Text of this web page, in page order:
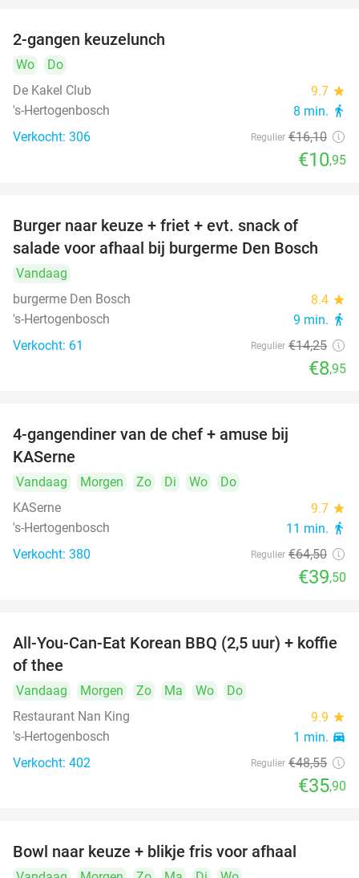
2-gangen keuzelunch
Wo
Do
De Kakel Club
9.7 star
's-Hertogenbosch 8 min. directions_walk
Verkocht: 306 Regulier €16,10
€10,95
Burger naar keuze + friet + evt. snack of
salade voor afhaal bij burgerme Den Bosch
Vandaag
burgerme Den Bosch
8.4 star
's-Hertogenbosch 9 min. directions_walk
Verkocht: 61 Regulier €14,25
€8,95
4-gangendiner van de chef + amuse bij
KASerne
Vandaag Morgen Zo Di Wo
Do
KASerne
9.7 star
's-Hertogenbosch 11 min. directions_walk
Verkocht: 380 Regulier €64,50
€39,50
26%
All-You-Can-Eat Korean BBQ (2,5 uur) + koffie
of thee
Vandaag Morgen Zo Ma Wo
Do
Restaurant Nan King
9.9 star
's-Hertogenbosch 1 min. directions_car
Verkocht: 402 Regulier €48,55
€35,90
Bowl naar keuze + blikje fris voor afhaal